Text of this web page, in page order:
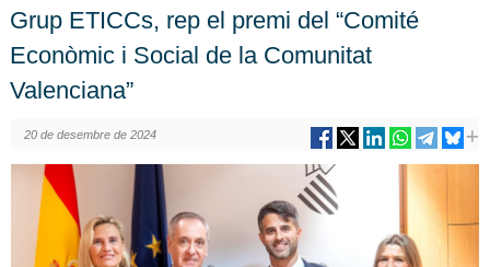
Grup ETICCs, rep el premi del “Comité
Econòmic i Social de la Comunitat
Valenciana”
20 de desembre de 2024